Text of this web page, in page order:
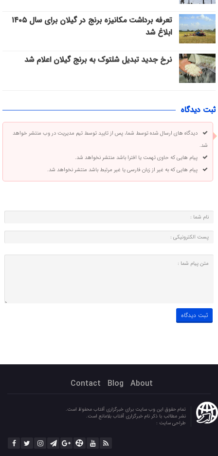
تعرفه برداشت مکانیزه برنج در گیلان برای سال ۱۴۰۵
ابلاغ شد
نرخ جدید تبدیل شلتوک به برنج گیلان اعلام شد
ثبت دیدگاه
دیدگاه های ارسال شده توسط شما، پس از تایید توسط تیم مدیریت در وب منتشر خواهد
شد.
پیام هایی که حاوی تهمت یا افترا باشد منتشر نخواهد شد.
پیام هایی که به غیر از زبان فارسی یا غیر مرتبط باشد منتشر نخواهد شد.
About
Blog
Contact
تمام حقوق این وب سایت برای خبرگزاری آفتاب محفوظ است.
نشر مطالب با ذکر نام خبرگزاری آفتاب بلامانع است.
طراحی سایت :